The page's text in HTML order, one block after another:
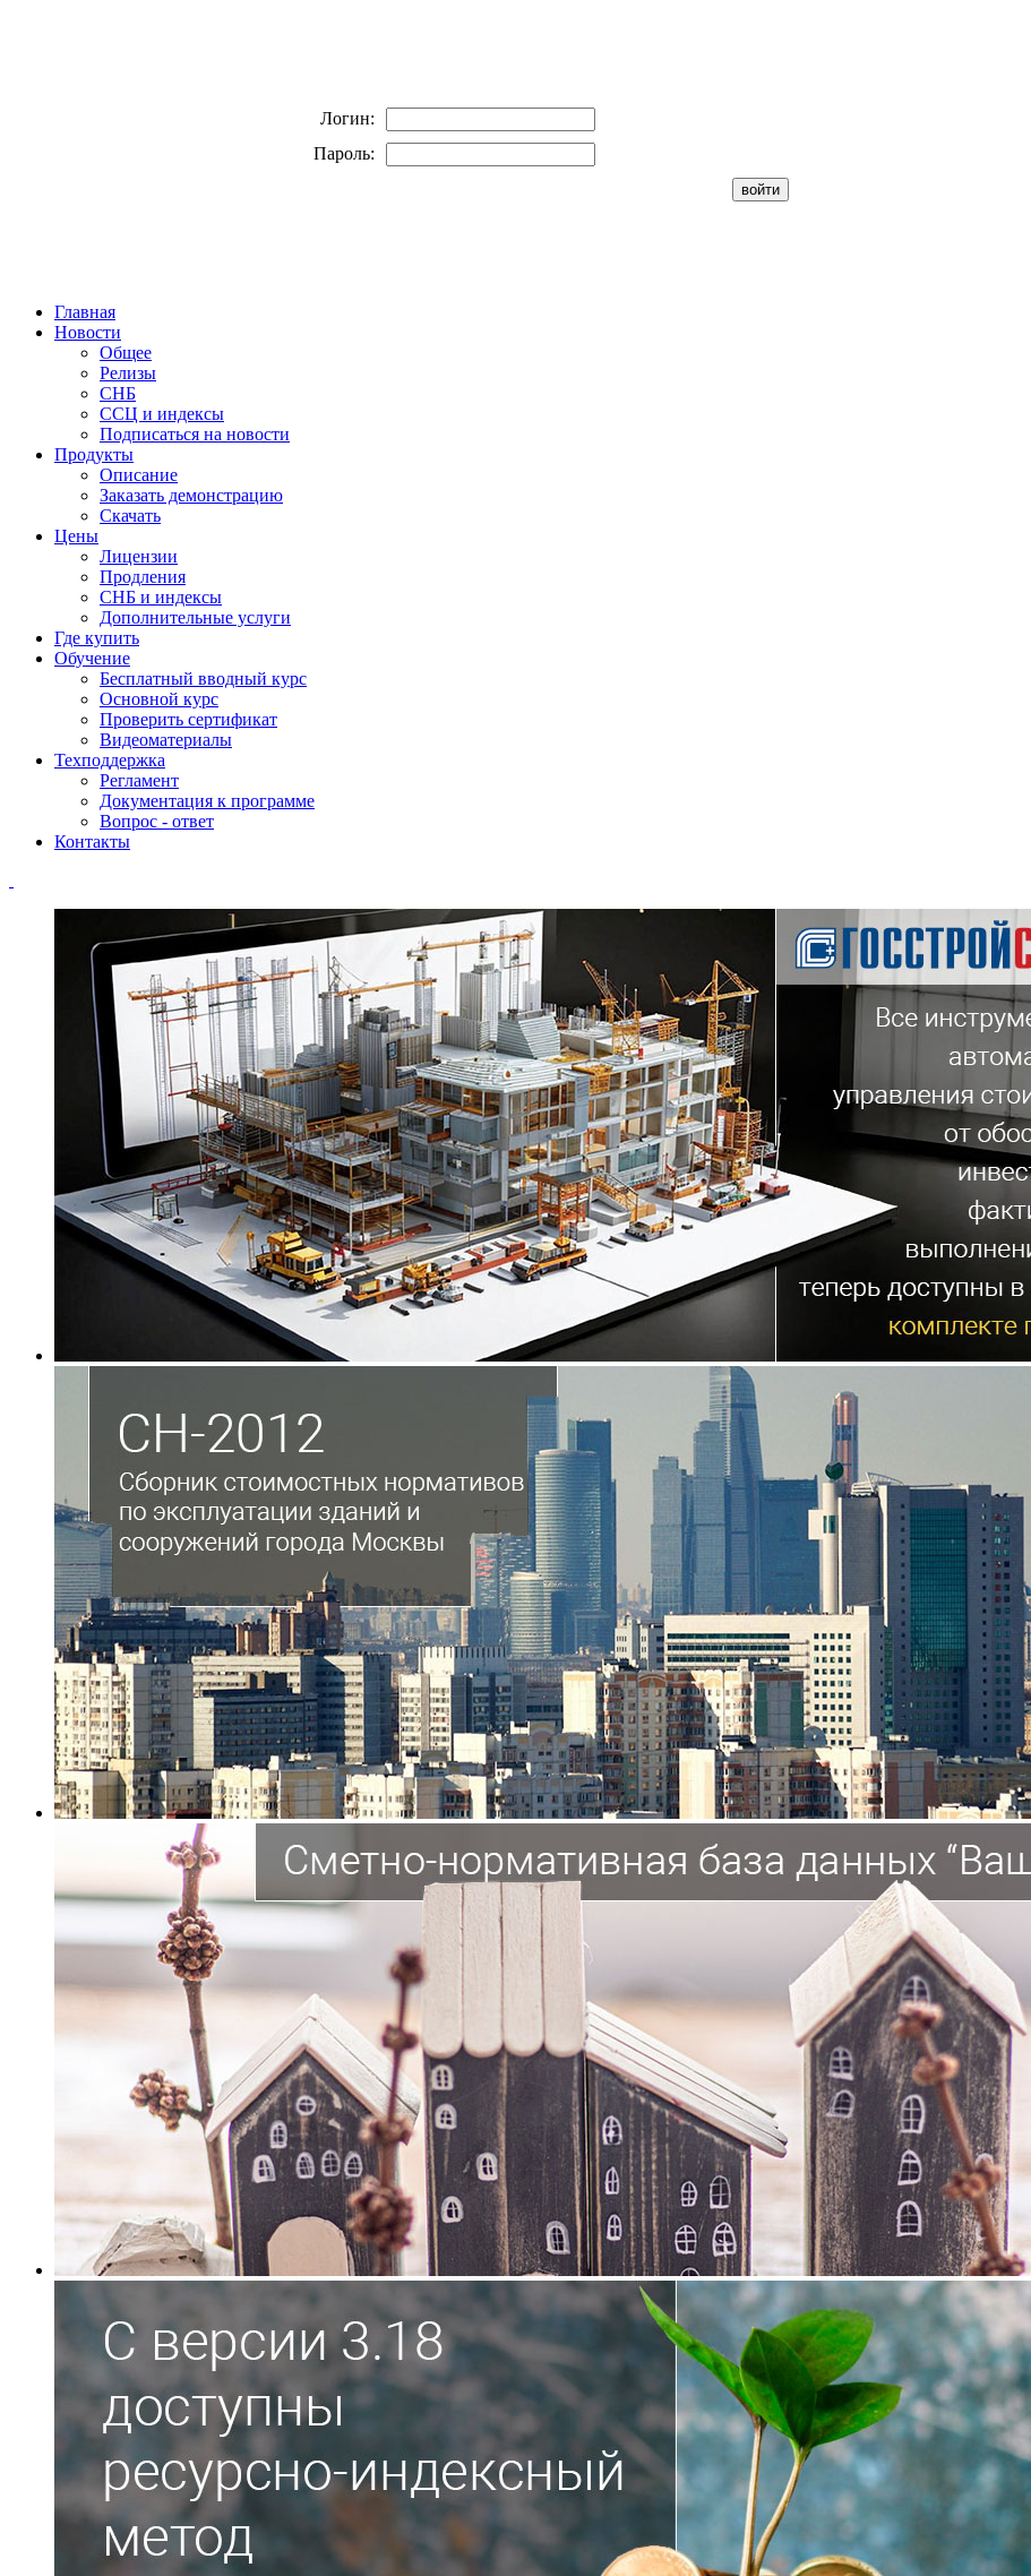
Логин:
Пароль:
Главная
Новости
Общее
Релизы
СНБ
ССЦ и индексы
Подписаться на новости
Продукты
Описание
Заказать демонстрацию
Скачать
Цены
Лицензии
Продления
СНБ и индексы
Дополнительные услуги
Где купить
Обучение
Бесплатный вводный курс
Основной курс
Проверить сертификат
Видеоматериалы
Техподдержка
Регламент
Документация к программе
Вопрос - ответ
Контакты